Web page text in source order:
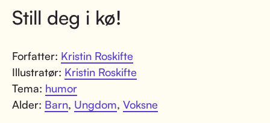
Still deg i kø!
Forfatter: Kristin Roskifte
Illustratør: Kristin Roskifte
Tema: humor
Alder: Barn, Ungdom, Voksne